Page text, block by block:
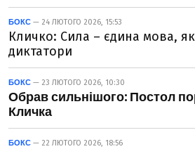
БОКС — 24 ЛЮТОГО 2026, 15:53
Кличко: Сила – єдина мова,
диктатори
БОКС — 23 ЛЮТОГО 2026, 10:30
Обрав сильнішого: Постол
Кличка
БОКС — 22 ЛЮТОГО 2026, 18:56